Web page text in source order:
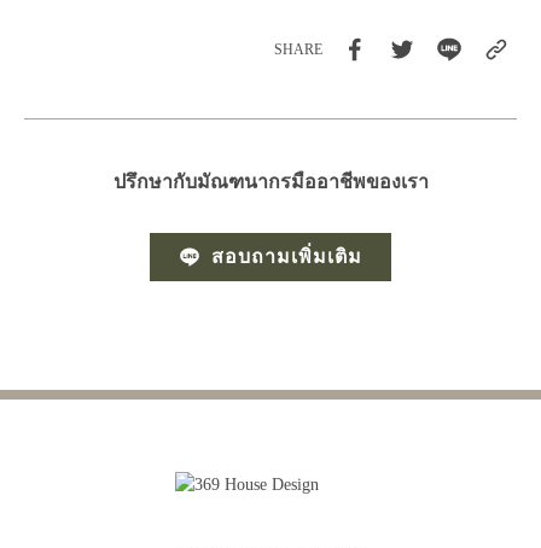
SHARE
ปรึกษากับมัณฑนากรมืออาชีพของเรา
สอบถามเพิ่มเติม